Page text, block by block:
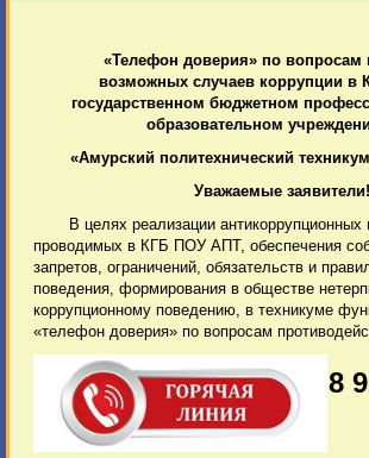
«Телефон доверия» по вопросам
возможных случаев коррупции в
государственном бюджетном
образовательном
«Амурский политехнический
Уважаемые заявители!
В целях реализации антикоррупционных
проводимых в КГБ ПОУ АПТ, обеспечения
запретов, ограничений, обязательств и
поведения, формирования в обществе
коррупционному поведению, в техникуме
«телефон доверия» по вопросам
8